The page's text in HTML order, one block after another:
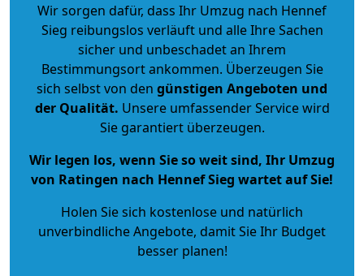
Wir sorgen dafür, dass Ihr Umzug nach Hennef
Sieg reibungslos verläuft und alle Ihre Sachen
sicher und unbeschadet an Ihrem
Bestimmungsort ankommen. Überzeugen Sie
sich selbst von den günstigen Angeboten und
der Qualität. Unsere umfassender Service wird
Sie garantiert überzeugen.
Wir legen los, wenn Sie so weit sind, Ihr Umzug
von Ratingen nach Hennef Sieg wartet auf Sie!
Holen Sie sich kostenlose und natürlich
unverbindliche Angebote, damit Sie Ihr Budget
besser planen!